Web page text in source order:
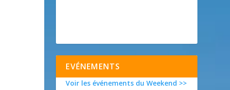
EVÉNEMENTS
Voir les événements du Weekend >>